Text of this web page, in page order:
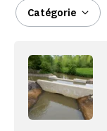
Catégorie